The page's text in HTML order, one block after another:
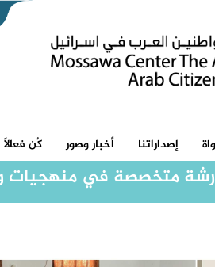
إصداراتنا أخبار وصور كُن فعالاً
متخصصة في منهجيات